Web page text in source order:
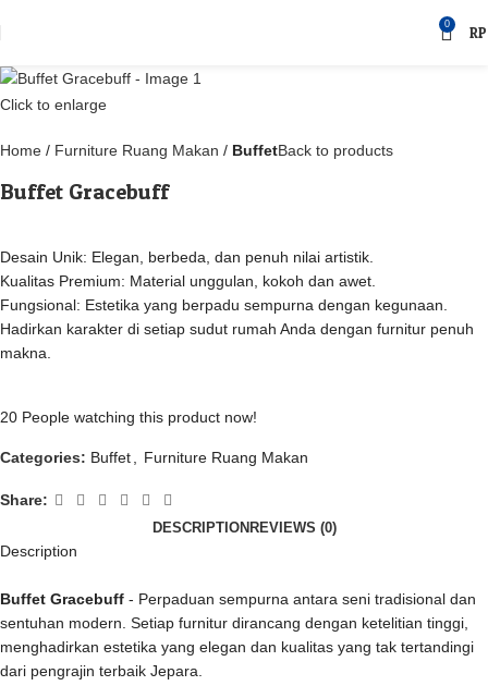
0 RP
Click to enlarge
Home Furniture Ruang Makan BuffetBack to products
Buffet Gracebuff
Desain Unik: Elegan, berbeda, dan penuh nilai artistik.
Kualitas Premium: Material unggulan, kokoh dan awet.
Fungsional: Estetika yang berpadu sempurna dengan kegunaan.
Hadirkan karakter di setiap sudut rumah Anda dengan furnitur penuh
makna.
20 People watching this product now!
Categories: Buffet Furniture Ruang Makan
Share:
DESCRIPTIONREVIEWS (0)
Description
Buffet Gracebuff - Perpaduan sempurna antara seni tradisional dan
sentuhan modern. Setiap furnitur dirancang dengan ketelitian tinggi,
menghadirkan estetika yang elegan dan kualitas yang tak tertandingi
dari pengrajin terbaik Jepara.